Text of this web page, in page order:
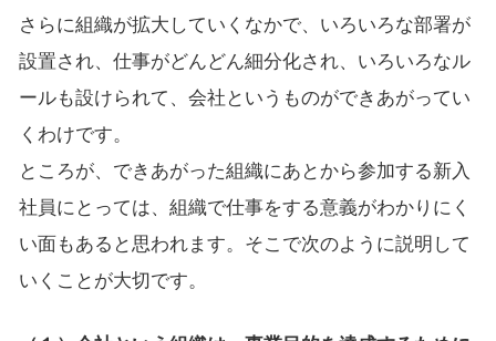
さらに組織が拡大していくなかで、いろいろな部署が
設置され、仕事がどんどん細分化され、いろいろなル
ールも設けられて、会社というものができあがってい
くわけです。
ところが、できあがった組織にあとから参加する新入
社員にとっては、組織で仕事をする意義がわかりにく
い面もあると思われます。そこで次のように説明して
いくことが大切です。